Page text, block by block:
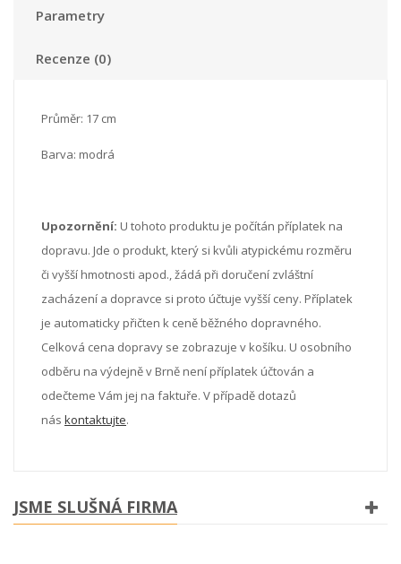
Parametry
Recenze (0)
Průměr: 17 cm
Barva: modrá
Upozornění: U tohoto produktu je počítán příplatek na
dopravu. Jde o produkt, který si kvůli atypickému rozměru
či vyšší hmotnosti apod., žádá při doručení zvláštní
zacházení a dopravce si proto účtuje vyšší ceny. Příplatek
je automaticky přičten k ceně běžného dopravného.
Celková cena dopravy se zobrazuje v košíku. U osobního
odběru na výdejně v Brně není příplatek účtován a
odečteme Vám jej na faktuře. V případě dotazů
nás kontaktujte.
JSME SLUŠNÁ FIRMA